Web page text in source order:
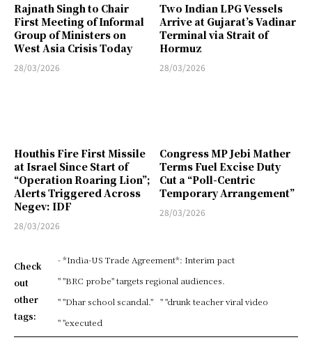
Rajnath Singh to Chair
First Meeting of Informal
Group of Ministers on
West Asia Crisis Today
28/03/2026
Two Indian LPG Vessels
Arrive at Gujarat’s Vadinar
Terminal via Strait of
Hormuz
28/03/2026
Houthis Fire First Missile
at Israel Since Start of
“Operation Roaring Lion”;
Alerts Triggered Across
Negev: IDF
28/03/2026
Congress MP Jebi Mather
Terms Fuel Excise Duty
Cut a “Poll-Centric
Temporary Arrangement”
28/03/2026
Check
out
other
tags:
- *India-US Trade Agreement*: Interim pact
" "BRC probe" targets regional audiences.
" "Dhar school scandal." " "drunk teacher viral video
" "executed